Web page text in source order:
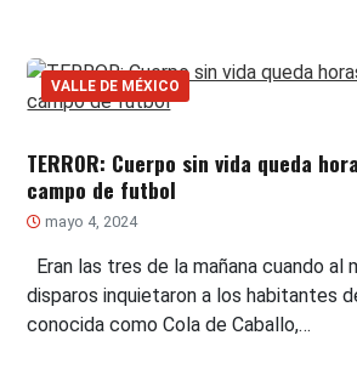
VALLE DE MÉXICO
TERROR: Cuerpo sin vida queda
campo de futbol
mayo 4, 2024
Eran las tres de la mañana cuando al
disparos inquietaron a los habitantes
conocida como Cola de Caballo,…